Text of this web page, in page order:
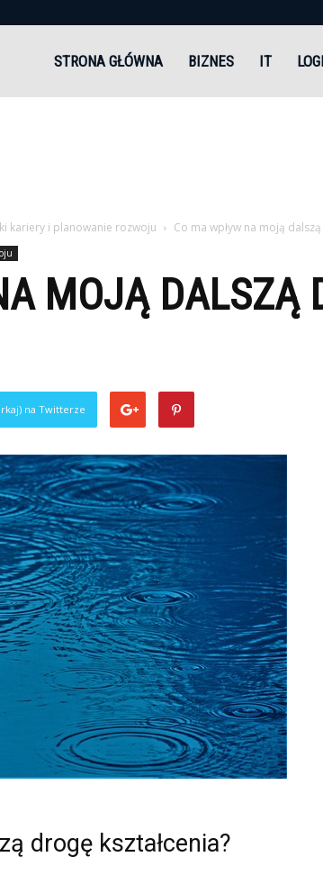
STRONA GŁÓWNA BIZNES IT
kariery i planowanie rozwoju Co ma wpływ na moją
MOJĄ DALSZĄ
na Twitterze
drogę kształcenia?